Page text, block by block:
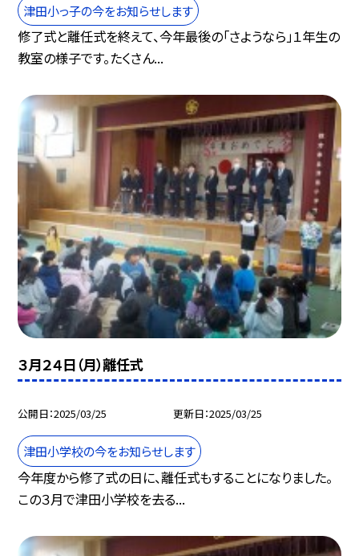
津田小っ子の今をお知らせします
修了式と離任式を終えて、今年最後の「さようなら」１年生の
教室の様子です。たくさん...
３月２４日（月）離任式
公開日 2025/03/25 更新日 2025/03/25
津田小学校の今をお知らせします
今年度から修了式の日に、離任式もすることになりました。
この３月で津田小学校を去る...